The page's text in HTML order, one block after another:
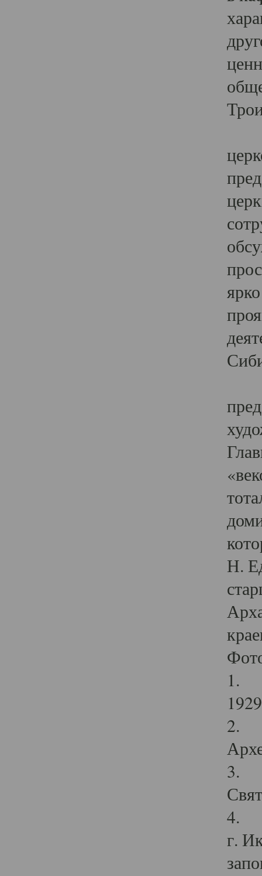
Н.
1.
2.
3.
4.
г.